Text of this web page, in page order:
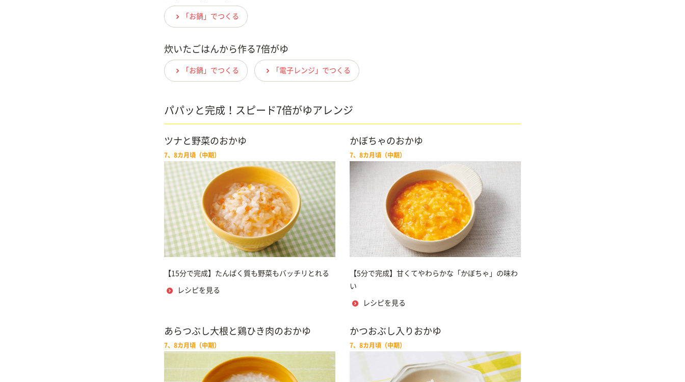
「お鍋」でつくる
炊いたごはんから作る7倍がゆ
「お鍋」でつくる 「電子レンジ」でつくる
パパッと完成！スピード7倍がゆアレンジ
ツナと野菜のおかゆ
7、8カ月頃（中期）
【15分で完成】たんぱく質も野菜もバッチリとれる
レシピを見る
かぼちゃのおかゆ
7、8カ月頃（中期）
【5分で完成】甘くてやわらかな「かぼちゃ」の味わ
い
レシピを見る
あらつぶし大根と鶏ひき肉のおかゆ
7、8カ月頃（中期）
かつおぶし入りおかゆ
7、8カ月頃（中期）